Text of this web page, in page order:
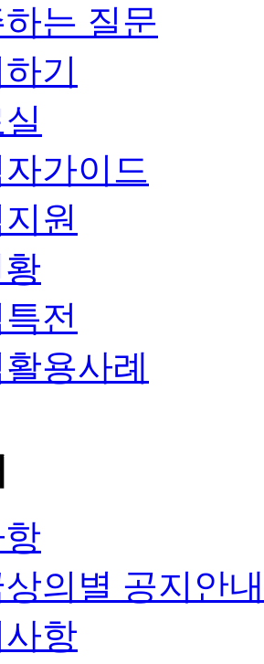
는 질문
기
가이드
원
전
용사례
의별 공지안내
항